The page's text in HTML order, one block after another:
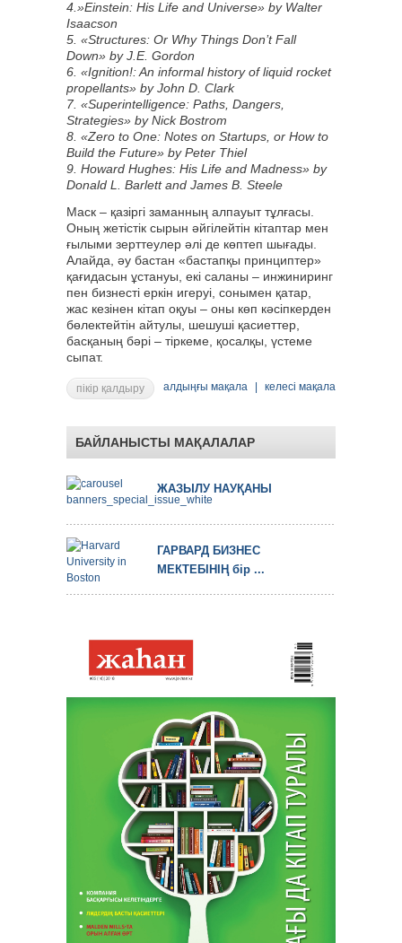
4.»Einstein: His Life and Universe» by Walter
Isaacson
5. «Structures: Or Why Things Don’t Fall
Down» by J.E. Gordon
6. «Ignition!: An informal history of liquid rocket
propellants» by John D. Clark
7. «Superintelligence: Paths, Dangers,
Strategies» by Nick Bostrom
8. «Zero to One: Notes on Startups, or How to
Build the Future» by Peter Thiel
9. Howard Hughes: His Life and Madness» by
Donald L. Barlett and James B. Steele
Маск – қазіргі заманның алпауыт тұлғасы.
Оның жетістік сырын әйгілейтін кітаптар мен
ғылыми зерттеулер әлі де көптеп шығады.
Алайда, әу бастан «бастапқы принциптер»
қағидасын ұстануы, екі саланы – инжиниринг
пен бизнесті еркін игеруі, сонымен қатар,
жас кезінен кітап оқуы – оны көп кәсіпкерден
бөлектейтін айтулы, шешуші қасиеттер,
басқаның бәрі – тіркеме, қосалқы, үстеме
сыпат.
пікір қалдыру алдыңғы мақала | келесі мақала
БАЙЛАНЫСТЫ МАҚАЛАЛАР
ЖАЗЫЛУ НАУҚАНЫ
ГАРВАРД БИЗНЕС
МЕКТЕБІНІҢ бір ...